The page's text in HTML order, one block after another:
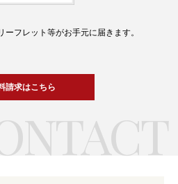
フレット等がお手元に届きます。
請求はこちら